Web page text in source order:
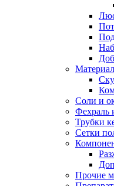
Соли и
Фехраль
Трубки
Сетки
Прочие